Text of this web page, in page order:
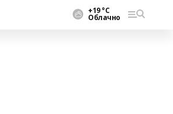
+19 °С
Облачно